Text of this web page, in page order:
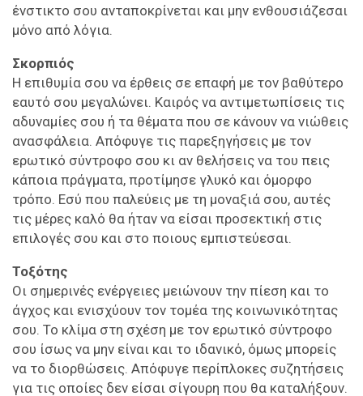
ένστικτο σου ανταποκρίνεται και μην ενθουσιάζεσαι
μόνο από λόγια.
Σκορπιός
Η επιθυμία σου να έρθεις σε επαφή με τον βαθύτερο
εαυτό σου μεγαλώνει. Καιρός να αντιμετωπίσεις τις
αδυναμίες σου ή τα θέματα που σε κάνουν να νιώθεις
ανασφάλεια. Απόφυγε τις παρεξηγήσεις με τον
ερωτικό σύντροφο σου κι αν θελήσεις να του πεις
κάποια πράγματα, προτίμησε γλυκό και όμορφο
τρόπο. Εσύ που παλεύεις με τη μοναξιά σου, αυτές
τις μέρες καλό θα ήταν να είσαι προσεκτική στις
επιλογές σου και στο ποιους εμπιστεύεσαι.
Τοξότης
Οι σημερινές ενέργειες μειώνουν την πίεση και το
άγχος και ενισχύουν τον τομέα της κοινωνικότητας
σου. Το κλίμα στη σχέση με τον ερωτικό σύντροφο
σου ίσως να μην είναι και το ιδανικό, όμως μπορείς
να το διορθώσεις. Απόφυγε περίπλοκες συζητήσεις
για τις οποίες δεν είσαι σίγουρη που θα καταλήξουν.